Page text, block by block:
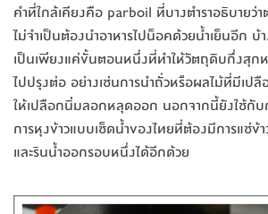
คำที่ใกล้เคียงคือ parboil ที่บางตำราอธิบายว่
ไม่จำเป็นต้องนำอาหารไปน็อคด้วยน้ำเย็นอีก
เป็นเพียงแค่ขั้นตอนหนึ่งที่ทำให้วัตถุดิบกึ่งสุก
ไปปรุงต่อ อย่างเช่นการนำถั่วหรือผลไม้ที่มีเป
ให้เปลือกนิ่มลอกหลุดออก นอกจากนี้ยังใช้กับ
การหุงข้าวแบบเช็ดน้ำของไทยที่ต้องมีการแช่ข้
และรินน้ำออกรอบหนึ่งได้อีกด้วย